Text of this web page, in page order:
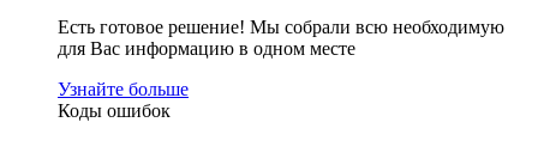
Есть готовое решение! Мы собрали всю необходимую
для Вас информацию в одном месте
Узнайте больше
Коды ошибок